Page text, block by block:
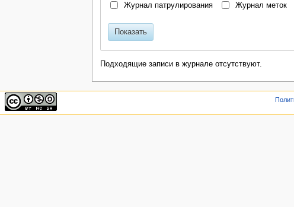
Журнал патрулирования
Журнал меток
Показать
Подходящие записи в журнале отсутствуют.